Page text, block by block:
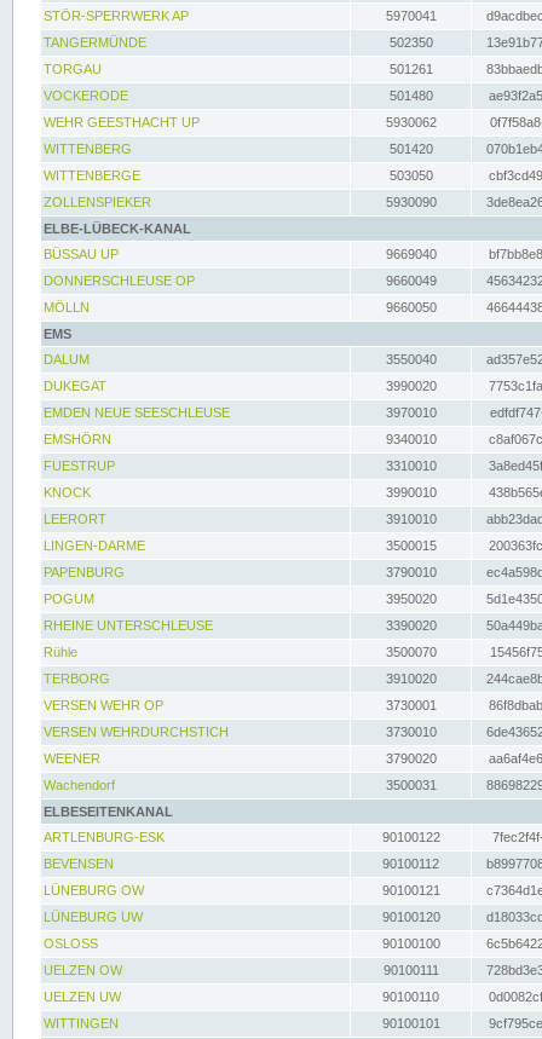
STÖR-SPERRWERK AP 5970041
TANGERMÜNDE
502350
TORGAU
501261
VOCKERODE
501480
WEHR GEESTHACHT UP
5930062
WITTENBERG
501420
WITTENBERGE
503050
ZOLLENSPIEKER
5930090
ELBE-LÜBECK-KANAL
BÜSSAU UP
9669040
DONNERSCHLEUSE OP
9660049
MÖLLN
9660050
EMS
DALUM
3550040
DUKEGAT
3990020
EMDEN NEUE SEESCHLEUSE
3970010
EMSHÖRN
9340010
FUESTRUP
3310010
KNOCK
3990010
LEERORT
3910010
LINGEN-DARME
3500015
PAPENBURG
3790010
POGUM
3950020
RHEINE UNTERSCHLEUSE
3390020
Rühle
3500070
TERBORG
3910020
VERSEN WEHR OP
3730001
VERSEN WEHRDURCHSTICH
3730010
WEENER
3790020
Wachendorf
3500031
ELBESEITENKANAL
ARTLENBURG-ESK
90100122
BEVENSEN
90100112
LÜNEBURG OW
90100121
LÜNEBURG UW
90100120
OSLOSS
90100100
UELZEN OW
90100111
UELZEN UW
90100110
WITTINGEN
90100101